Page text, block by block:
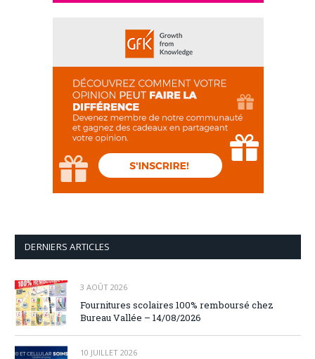
DERNIERS ARTICLES
3 AOÛT 2026
Fournitures scolaires 100% remboursé chez
Bureau Vallée – 14/08/2026
10 JUILLET 2026